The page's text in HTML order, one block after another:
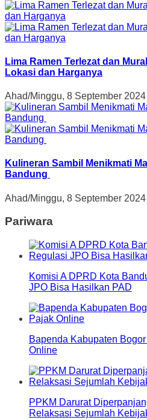
Lima Ramen Terlezat dan
Lokasi dan Harganya
Ahad/Minggu, 8 September 2024
Kulineran Sambil Menikmati
Bandung
Ahad/Minggu, 8 September 2024
Pariwara
Komisi A DPRD Kota
JPO Bisa Hasilkan PAD
Bapenda Kabupaten
Online
PPKM Darurat
Relaksasi Sejumlah